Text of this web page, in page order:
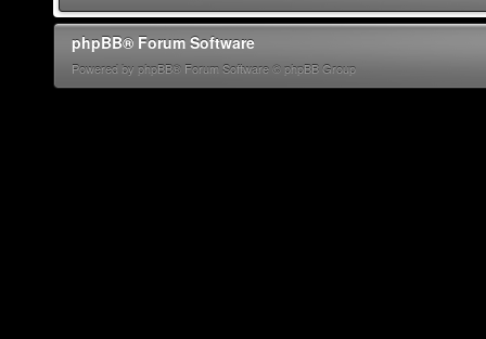
phpBB® Forum Software
Powered by phpBB® Forum Software © phpBB Group